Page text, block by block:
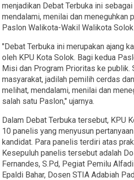
menjadikan Debat Terbuka ini
mendalami, menilai dan meneguhkan
Paslon Walikota-Wakil Walikota
"Debat Terbuka ini merupakan ajang
oleh KPU Kota Solok. Bagi kedua
Misi dan Program Prioritas ke publik.
masyarakat, jadilah pemilih cerdas
melihat, mendalami, menilai dan
salah satu Paslon," ujarnya.
Dalam Debat Terbuka tersebut, KPU
10 panelis yang menyusun
kandidat. Para panelis terdiri atas
Kesepuluh panelis tersebut adalah
Fernandes, S.Pd, Pegiat Pemilu
Epaldi Bahar, Dosen STIA Adabiah